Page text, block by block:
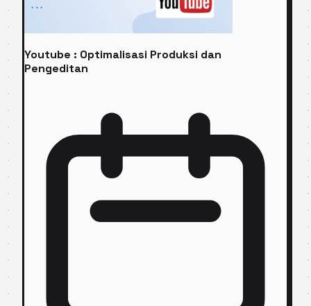
Youtube : Optimalisasi Produksi dan
Pengeditan